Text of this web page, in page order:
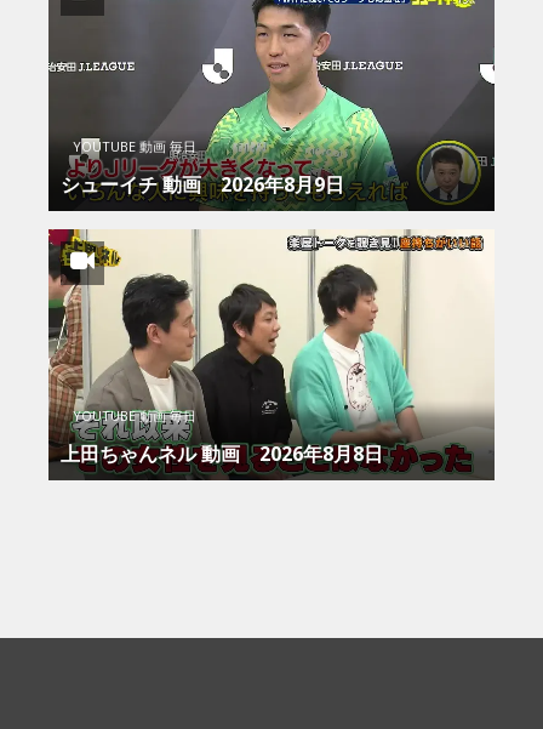
YOUTUBE 動画 毎日
シューイチ 動画 2026年8月9日
YOUTUBE 動画 毎日
上田ちゃんネル 動画 2026年8月8日